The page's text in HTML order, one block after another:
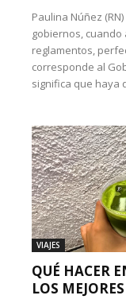
Paulina Núñez
gobiernos,
reglamentos,
corresponde al
significa que haya
VIAJES
QUÉ HACER
LOS